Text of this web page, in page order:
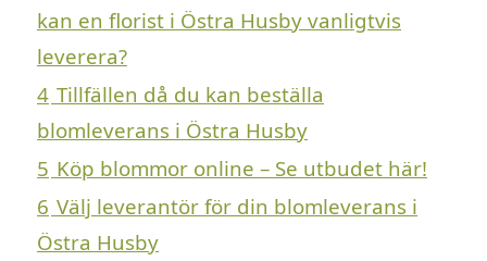
kan en florist i Östra Husby vanligtvis
leverera?
4 Tillfällen då du kan beställa
blomleverans i Östra Husby
5 Köp blommor online – Se utbudet här!
6 Välj leverantör för din blomleverans i
Östra Husby